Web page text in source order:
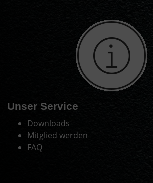
Unser Service
Downloads
Mitglied werden
FAQ